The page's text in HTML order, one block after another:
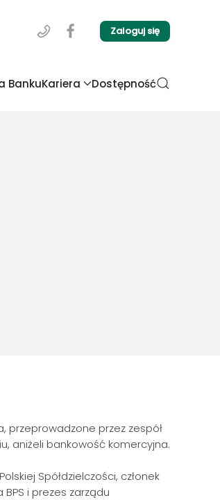
Zaloguj się
BankuKariera Dostępność
przeprowadzone przez zespół
aniżeli bankowość komercyjna.
Spółdzielczości, członek
i prezes zarządu